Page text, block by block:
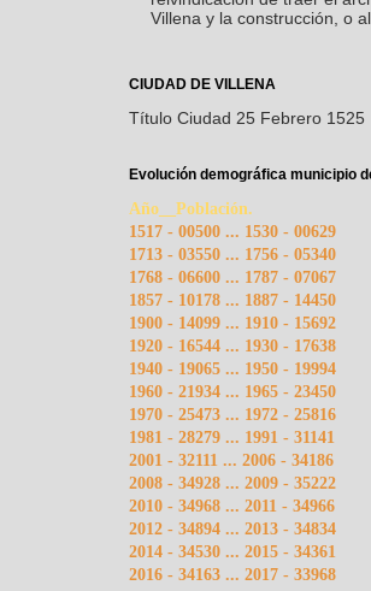
Villena y la construcción, o al
CIUDAD DE VILLENA
Título Ciudad 25 Febrero 1525
Evolución demográfica municipio
Año__Población.
1517 - 00500 ... 1530 - 00629
1713 - 03550 ... 1756 - 05340
1768 - 06600 ... 1787 - 07067
1857 - 10178 ... 1887 - 14450
1900 - 14099 ... 1910 - 15692
1920 - 16544 ... 1930 - 17638
1940 - 19065 ... 1950 - 19994
1960 - 21934 ... 1965 - 23450
1970 - 25473 ... 1972 - 25816
1981 - 28279 ... 1991 - 31141
2001 - 32111 ... 2006 - 34186
2008 - 34928 ... 2009 - 35222
2010 - 34968 ... 2011 - 34966
2012 - 34894 ... 2013 - 34834
2014 - 34530 ... 2015 - 34361
2016 - 34163 ... 2017 - 33968